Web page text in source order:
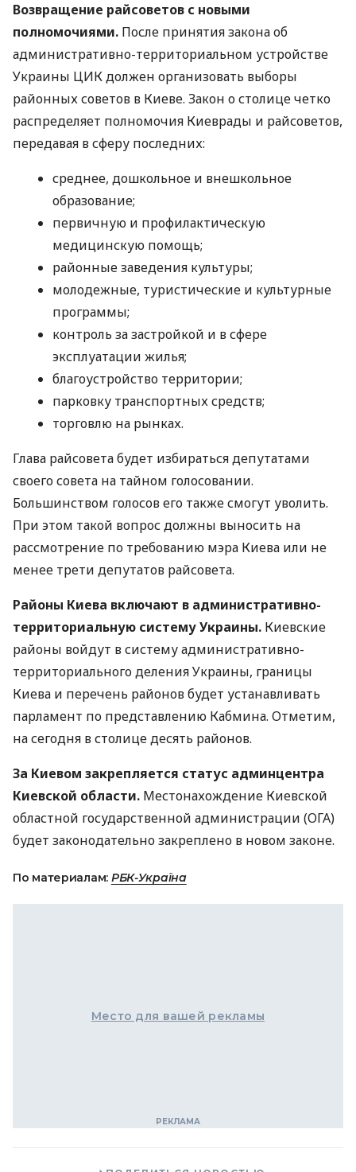
Возвращение райсоветов с новыми
полномочиями. После принятия закона об
административно-территориальном устройстве
Украины ЦИКдолжен организовать выборы
районных советов в Киеве. Закон о столице четко
распределяет полномочия Киеврады и райсоветов,
передавая в сферу последних:
среднее, дошкольное и внешкольное
образование;
первичную и профилактическую
медицинскую помощь;
районные заведения культуры;
молодежные, туристические и культурные
программы;
контроль за застройкой и в сфере
эксплуатации жилья;
благоустройство территории;
парковку транспортных средств;
торговлю на рынках.
Глава райсовета будет избираться депутатами
своего совета на тайном голосовании.
Большинством голосов его также смогут уволить.
При этом такой вопрос должны выносить на
рассмотрение по требованию мэра Киева или не
менее трети депутатов райсовета.
Районы Киева включают в административно-
территориальную систему Украины. Киевские
районы войдут в систему административно-
территориального деления Украины, границы
Киева и перечень районов будет устанавливать
парламент по представлению Кабмина. Отметим,
на сегодня в столице десять районов.
За Киевом закрепляется статус админцентра
Киевской области. Местонахождение Киевской
областной государственной администрации (ОГА)
будет законодательно закреплено в новом законе.
По материалам: РБК-Україна
Место для вашей рекламы